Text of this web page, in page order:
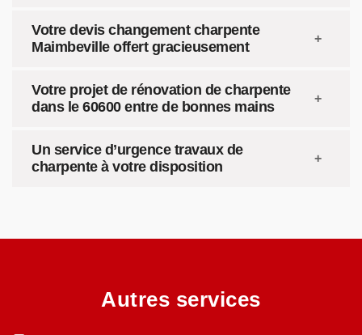
Votre devis changement charpente
Maimbeville offert gracieusement
Votre projet de rénovation de charpente
dans le 60600 entre de bonnes mains
Un service d’urgence travaux de
charpente à votre disposition
Autres services